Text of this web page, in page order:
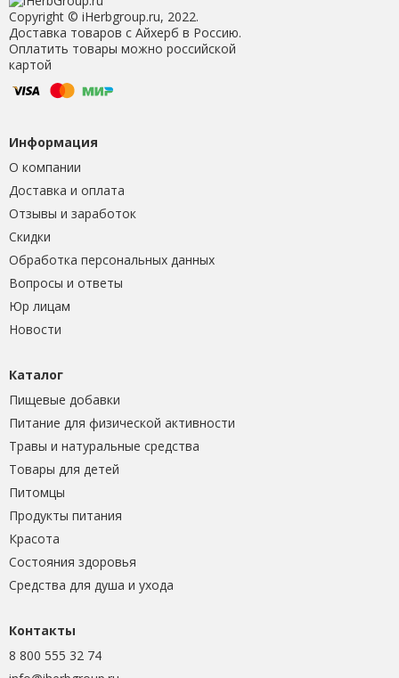
Copyright © iHerbgroup.ru, 2022.
Доставка товаров с Айхерб в Россию.
Оплатить товары можно российской
картой
Информация
О компании
Доставка и оплата
Отзывы и заработок
Скидки
Обработка персональных данных
Вопросы и ответы
Юр лицам
Новости
Каталог
Пищевые добавки
Питание для физической активности
Травы и натуральные средства
Товары для детей
Питомцы
Продукты питания
Красота
Состояния здоровья
Средства для душа и ухода
Контакты
8 800 555 32 74